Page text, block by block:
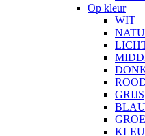
Op kleur
WIT
GRIJS